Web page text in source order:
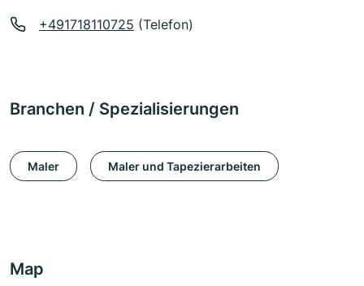
+491718110725 (Telefon)
Branchen / Spezialisierungen
Maler Maler und Tapezierarbeiten
Map